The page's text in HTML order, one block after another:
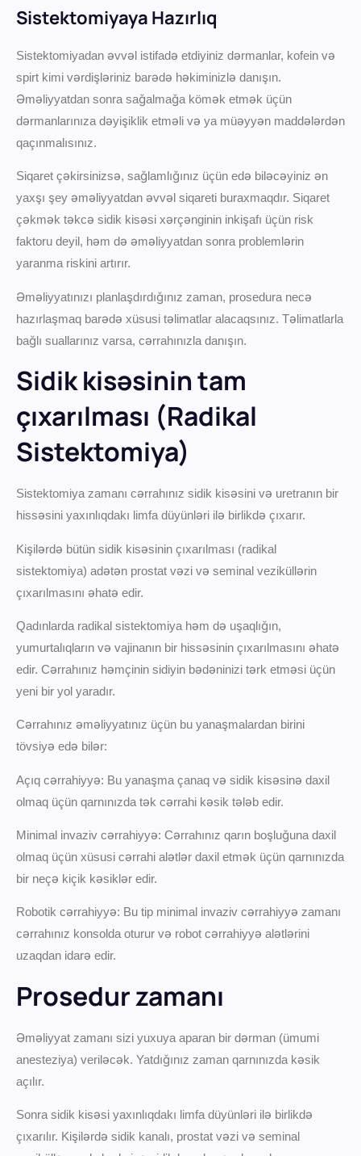
Sistektomiyaya Hazırlıq
Sistektomiyadan əvvəl istifadə etdiyiniz dərmanlar, kofein və
spirt kimi vərdişləriniz barədə həkiminizlə danışın.
Əməliyyatdan sonra sağalmağa kömək etmək üçün
dərmanlarınıza dəyişiklik etməli və ya müəyyən maddələrdən
qaçınmalısınız.
Siqaret çəkirsinizsə, sağlamlığınız üçün edə biləcəyiniz ən
yaxşı şey əməliyyatdan əvvəl siqareti buraxmaqdır. Siqaret
çəkmək təkcə sidik kisəsi xərçənginin inkişafı üçün risk
faktoru deyil, həm də əməliyyatdan sonra problemlərin
yaranma riskini artırır.
Əməliyyatınızı planlaşdırdığınız zaman, prosedura necə
hazırlaşmaq barədə xüsusi təlimatlar alacaqsınız. Təlimatlarla
bağlı suallarınız varsa, cərrahınızla danışın.
Sidik kisəsinin tam
çıxarılması (Radikal
Sistektomiya)
Sistektomiya zamanı cərrahınız sidik kisəsini və uretranın bir
hissəsini yaxınlıqdakı limfa düyünləri ilə birlikdə çıxarır.
Kişilərdə bütün sidik kisəsinin çıxarılması (radikal
sistektomiya) adətən prostat vəzi və seminal veziküllərin
çıxarılmasını əhatə edir.
Qadınlarda radikal sistektomiya həm də uşaqlığın,
yumurtalıqların və vajinanın bir hissəsinin çıxarılmasını əhatə
edir. Cərrahınız həmçinin sidiyin bədəninizi tərk etməsi üçün
yeni bir yol yaradır.
Cərrahınız əməliyyatınız üçün bu yanaşmalardan birini
tövsiyə edə bilər:
Açıq cərrahiyyə: Bu yanaşma çanaq və sidik kisəsinə daxil
olmaq üçün qarnınızda tək cərrahi kəsik tələb edir.
Minimal invaziv cərrahiyyə: Cərrahınız qarın boşluğuna daxil
olmaq üçün xüsusi cərrahi alətlər daxil etmək üçün qarnınızda
bir neçə kiçik kəsiklər edir.
Robotik cərrahiyyə: Bu tip minimal invaziv cərrahiyyə zamanı
cərrahınız konsolda oturur və robot cərrahiyyə alətlərini
uzaqdan idarə edir.
Prosedur zamanı
Əməliyyat zamanı sizi yuxuya aparan bir dərman (ümumi
anesteziya) veriləcək. Yatdığınız zaman qarnınızda kəsik
açılır.
Sonra sidik kisəsi yaxınlıqdakı limfa düyünləri ilə birlikdə
çıxarılır. Kişilərdə sidik kanalı, prostat vəzi və seminal